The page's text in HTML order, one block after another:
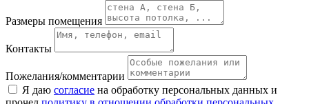
Размеры помещения
Контакты
Пожелания/комментарии
Я даю согласие на обработку персональных данных и